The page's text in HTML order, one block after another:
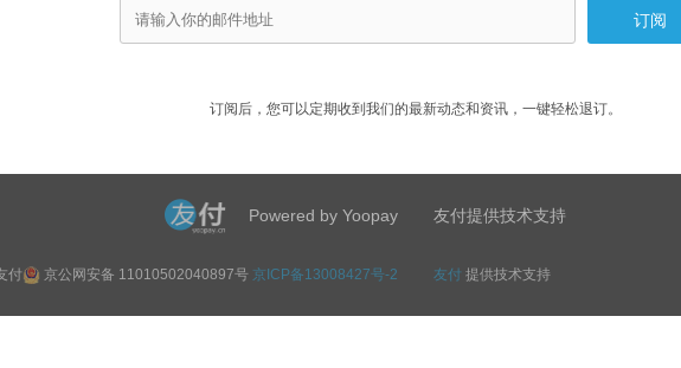
订阅后，您可以定期收到我们的最新动态和资讯，一键轻松退订。
Powered by Yoopay 友付提供技术支持
付 京公网安备 11010502040897号 京ICP备13008427号-2 友付 提供技术支持